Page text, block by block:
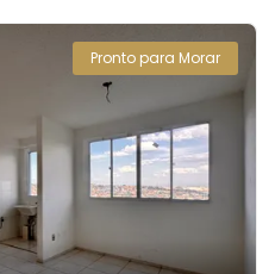
Pronto para Morar